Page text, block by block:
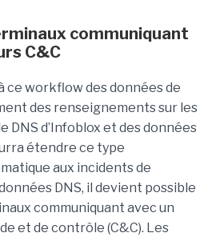
communiquant
C&C
ce workflow des données de
des renseignements sur les
DNS d’Infoblox et des données
étendre ce type
aux incidents de
DNS, il devient possible
communiquant avec un
et de contrôle (C&C). Les